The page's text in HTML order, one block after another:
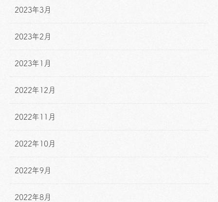
2023年3月
2023年2月
2023年1月
2022年12月
2022年11月
2022年10月
2022年9月
2022年8月